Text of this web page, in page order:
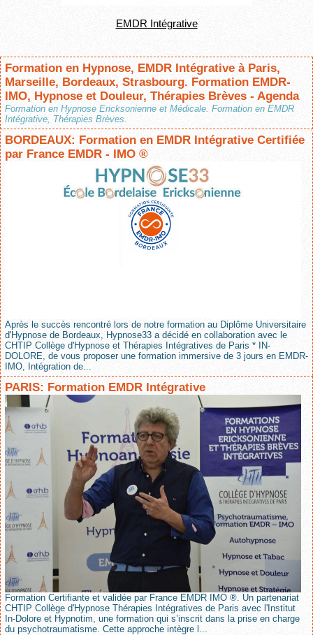
EMDR Intégrative
Formation en Hypnose, EMDR Intégrative à Paris,
Marseille, Bordeaux, Strasbourg. Formation EMDR-
IMO, Hypnose et Douleur, Thérapies Brèves - Agenda
Formation en Hypnose Ericksonienne et Médicale. Formation en EMDR
Intégrative, Thérapies Brèves.
BORDEAUX: Formation en EMDR Intégrative Certifiée
par France EMDR - IMO ®
Après le succès rencontré lors de notre formation au Diplôme Universitaire
d'Hypnose de Bordeaux, Hypnose33 a décidé en collaboration avec le
CHTIP Collège d'Hypnose et Thérapies Intégratives de Paris * IN-
DOLORE, de vous proposer une formation immersive de 3 jours en EMDR-
IMO, Intégration de...
PARIS: Formation EMDR Intégrative
Formation Certifiante et validée par France EMDR IMO ®. Un partenariat
CHTIP Collège d'Hypnose Thérapies Intégratives de Paris avec l'Institut
In-Dolore et Hypnotim, une formation qui s’inscrit dans la prise en charge
du psychotraumatisme. Cette approche intègre l...